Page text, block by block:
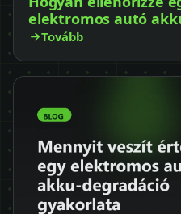
elektromos autó
Tovább